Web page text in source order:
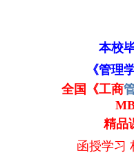
本校
《管理
全国《工商
精品
函授学习